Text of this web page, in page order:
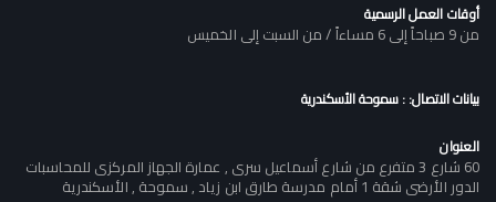
أوقات العمل الرسمية
من 9 صباحاً إلى 6 مساءاً / من السبت إلى الخميس
بيانات الاتصال: : سموحة الأسكندرية
العنوان
60 شارع 3 متفرع من شارع أسماعيل سرى , عمارة الجهاز المركزى للمحاسبات
الدور الأرضى شقة 1 أمام مدرسة طارق ابن زياد , سموحة , الأسكندرية